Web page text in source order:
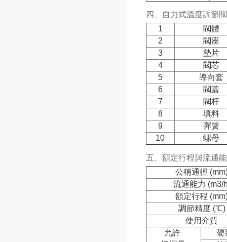
四、自力式溫度調節
1
閥體
2
閥座
3
墊片
4
閥芯
5
導向套
6
閥蓋
7
閥杆
8
填料
9
彈簧
10
螺母
五、額定行程與流通
公稱通徑
流通能力 (m3/
額定行程
調節精度 (℃)
使用介質
允許
硬